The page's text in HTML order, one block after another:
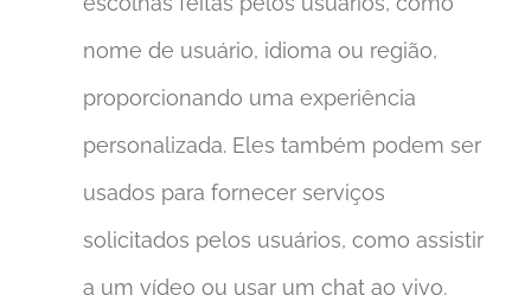
nome de usuário, idioma ou região,
proporcionando uma experiência
personalizada. Eles também podem ser
usados para fornecer serviços
solicitados pelos usuários, como assistir
a um vídeo ou usar um chat ao vivo.